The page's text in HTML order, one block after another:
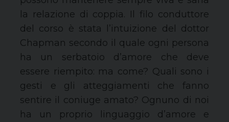
la relazione di coppia. Il filo conduttore
del corso è stata l’intuizione del dottor
Chapman secondo il quale ogni persona
ha un serbatoio d’amore che deve
essere riempito: ma come? Quali sono i
gesti e gli atteggiamenti che fanno
sentire il coniuge amato? Ognuno di noi
ha un proprio linguaggio d’amore e